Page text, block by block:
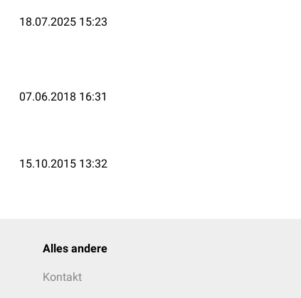
18.07.2025 15:23
07.06.2018 16:31
15.10.2015 13:32
Alles andere
Kontakt